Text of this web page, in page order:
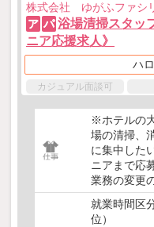
株式会社 ゆがふファシ
ア パ 浴場清掃スタッ
ニア応援求人》
ハ
カジュアル面談可
※ホテルの
場の清掃
に集中し
ニアまで
業務の変更
就業時間区
位）